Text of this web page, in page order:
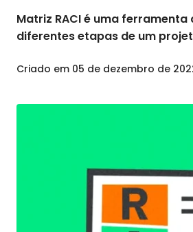
Matriz RACI é uma
diferentes etapas de um
Criado em 05 de dezembro de